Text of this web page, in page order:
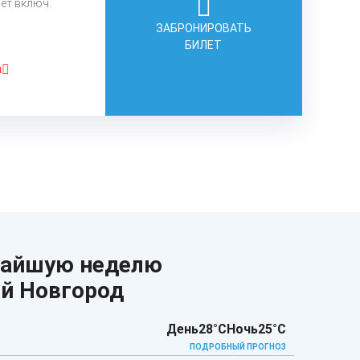
включ.
ЗАБРОНИРОВАТЬ
БИЛЕТ
неделю
Новгород
День28°CНочь25°C
ПОДРОБНЫЙ ПРОГНОЗ